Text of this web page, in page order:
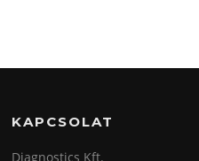
KAPCSOLAT
Diagnostics Kft.